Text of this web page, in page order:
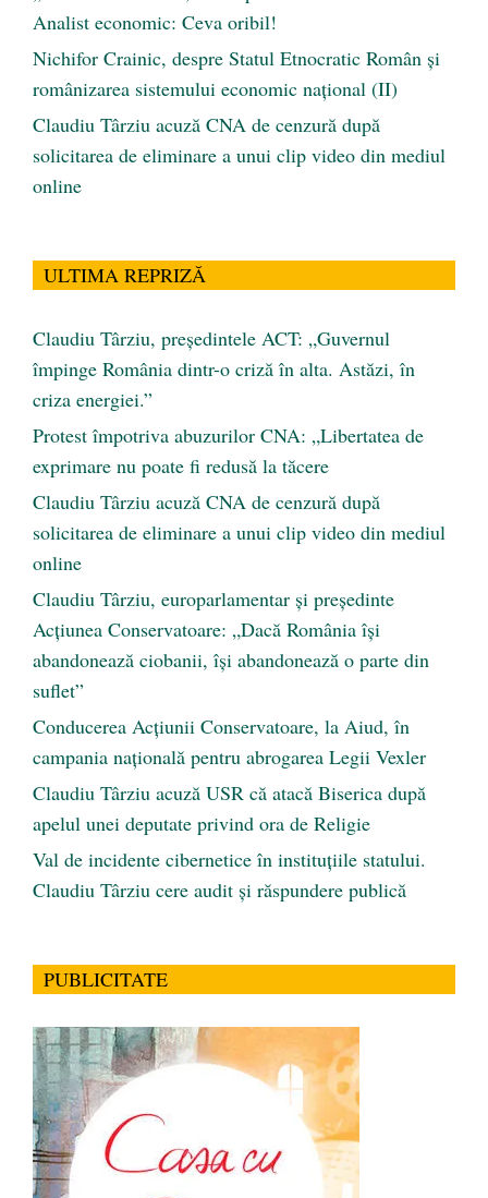
Analist economic: Ceva oribil!
Nichifor Crainic, despre Statul Etnocratic Român şi
românizarea sistemului economic naţional (II)
Claudiu Târziu acuză CNA de cenzură după
solicitarea de eliminare a unui clip video din mediul
online
ULTIMA REPRIZĂ
Claudiu Târziu, președintele ACT: „Guvernul
împinge România dintr-o criză în alta. Astăzi, în
criza energiei.”
Protest împotriva abuzurilor CNA: „Libertatea de
exprimare nu poate fi redusă la tăcere
Claudiu Târziu acuză CNA de cenzură după
solicitarea de eliminare a unui clip video din mediul
online
Claudiu Târziu, europarlamentar și președinte
Acțiunea Conservatoare: „Dacă România își
abandonează ciobanii, își abandonează o parte din
suflet”
Conducerea Acțiunii Conservatoare, la Aiud, în
campania națională pentru abrogarea Legii Vexler
Claudiu Târziu acuză USR că atacă Biserica după
apelul unei deputate privind ora de Religie
Val de incidente cibernetice în instituțiile statului.
Claudiu Târziu cere audit și răspundere publică
PUBLICITATE